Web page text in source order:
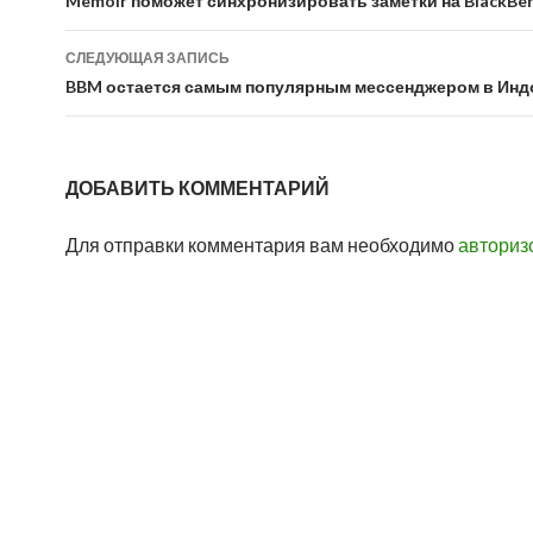
записям
СЛЕДУЮЩАЯ ЗАПИСЬ
BBM остается самым популярным мессенджером в
ДОБАВИТЬ КОММЕНТАРИЙ
Для отправки комментария вам необходимо